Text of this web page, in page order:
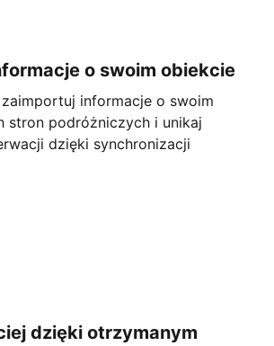
o swoim obiekcie
informacje o swoim
stron podróżniczych i unikaj
dzięki synchronizacji
dzięki otrzymanym